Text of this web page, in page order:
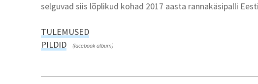
selguvad siis lõplikud kohad 2017 aasta rannakäsipalli
TULEMUSED
PILDID
(facebook album)